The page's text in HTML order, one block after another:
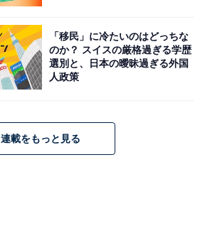
「移民」に冷たいのはどっちな
のか？ スイスの厳格過ぎる学歴
選別と、日本の曖昧過ぎる外国
人政策
連載をもっと見る